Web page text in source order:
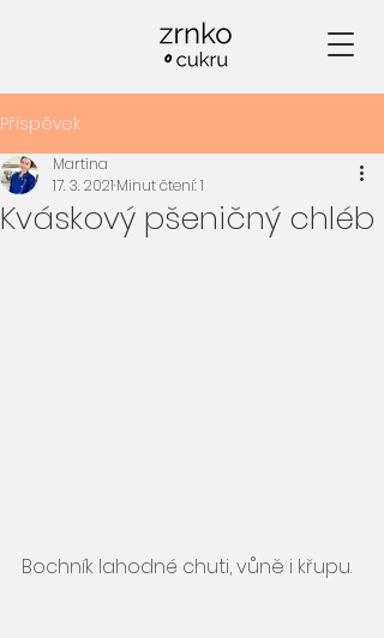
Příspěvek
Kváskový pšeničný chléb
Martina
17. 3. 2021 Minut čtení: 1
Bochník lahodné chuti, vůně i křupu.